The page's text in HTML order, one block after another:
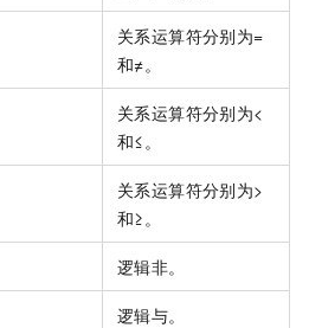
关系运算符分别为=
和≠。
关系运算符分别为<
和≤。
关系运算符分别为>
和≥。
逻辑非。
逻辑与。